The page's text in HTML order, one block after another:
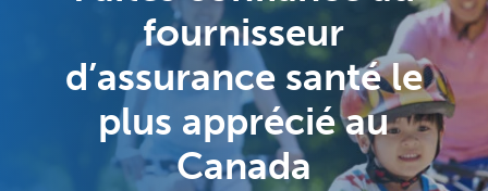
fournisseur
d’assurance santé le
plus apprécié au
Canada